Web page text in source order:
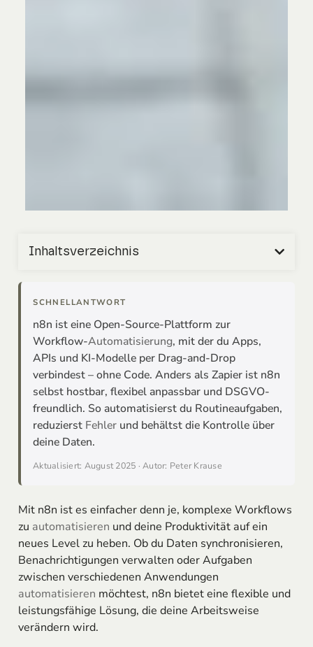
Inhaltsverzeichnis
SCHNELLANTWORT
n8n ist eine Open-Source-Plattform zur
Workflow-Automatisierung, mit der du Apps,
APIs und KI-Modelle per Drag-and-Drop
verbindest – ohne Code. Anders als Zapier ist n8n
selbst hostbar, flexibel anpassbar und DSGVO-
freundlich. So automatisierst du Routineaufgaben,
reduzierst Fehler und behältst die Kontrolle über
deine Daten.
Aktualisiert: August 2025 · Autor: Peter Krause
Mit n8n ist es einfacher denn je, komplexe Workflows
zu automatisieren und deine Produktivität auf ein
neues Level zu heben. Ob du Daten synchronisieren,
Benachrichtigungen verwalten oder Aufgaben
zwischen verschiedenen Anwendungen
automatisieren möchtest, n8n bietet eine flexible und
leistungsfähige Lösung, die deine Arbeitsweise
verändern wird.